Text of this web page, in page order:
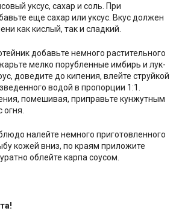
уксус, сахар и соль. При
еще сахар или уксус. Вкус должен
как кислый, так и сладкий.
добавьте немного растительного
мелко порубленные имбирь и лук-
доведите до кипения, влейте струйкой
водой в пропорции 1:1.
помешивая, приправьте кунжутным
налейте немного приготовленного
кожей вниз, по краям приложите
облейте карпа соусом.